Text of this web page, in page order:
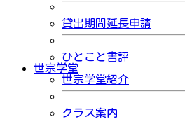
貸出期間延長申請
ひとこと書評
世宗学堂
世宗学堂紹介
クラス案内